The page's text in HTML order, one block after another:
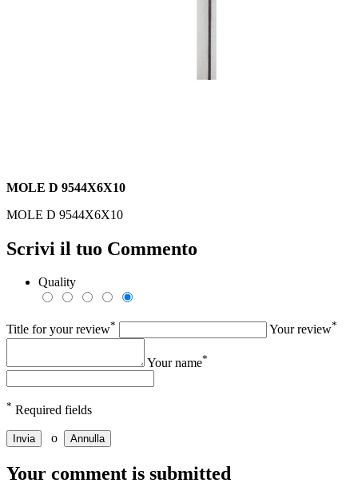
MOLE D 9544X6X10
MOLE D 9544X6X10
Scrivi il tuo Commento
Quality
Title for your review* Your review*
Your name*
* Required fields
Invia o Annulla
Your comment is submitted